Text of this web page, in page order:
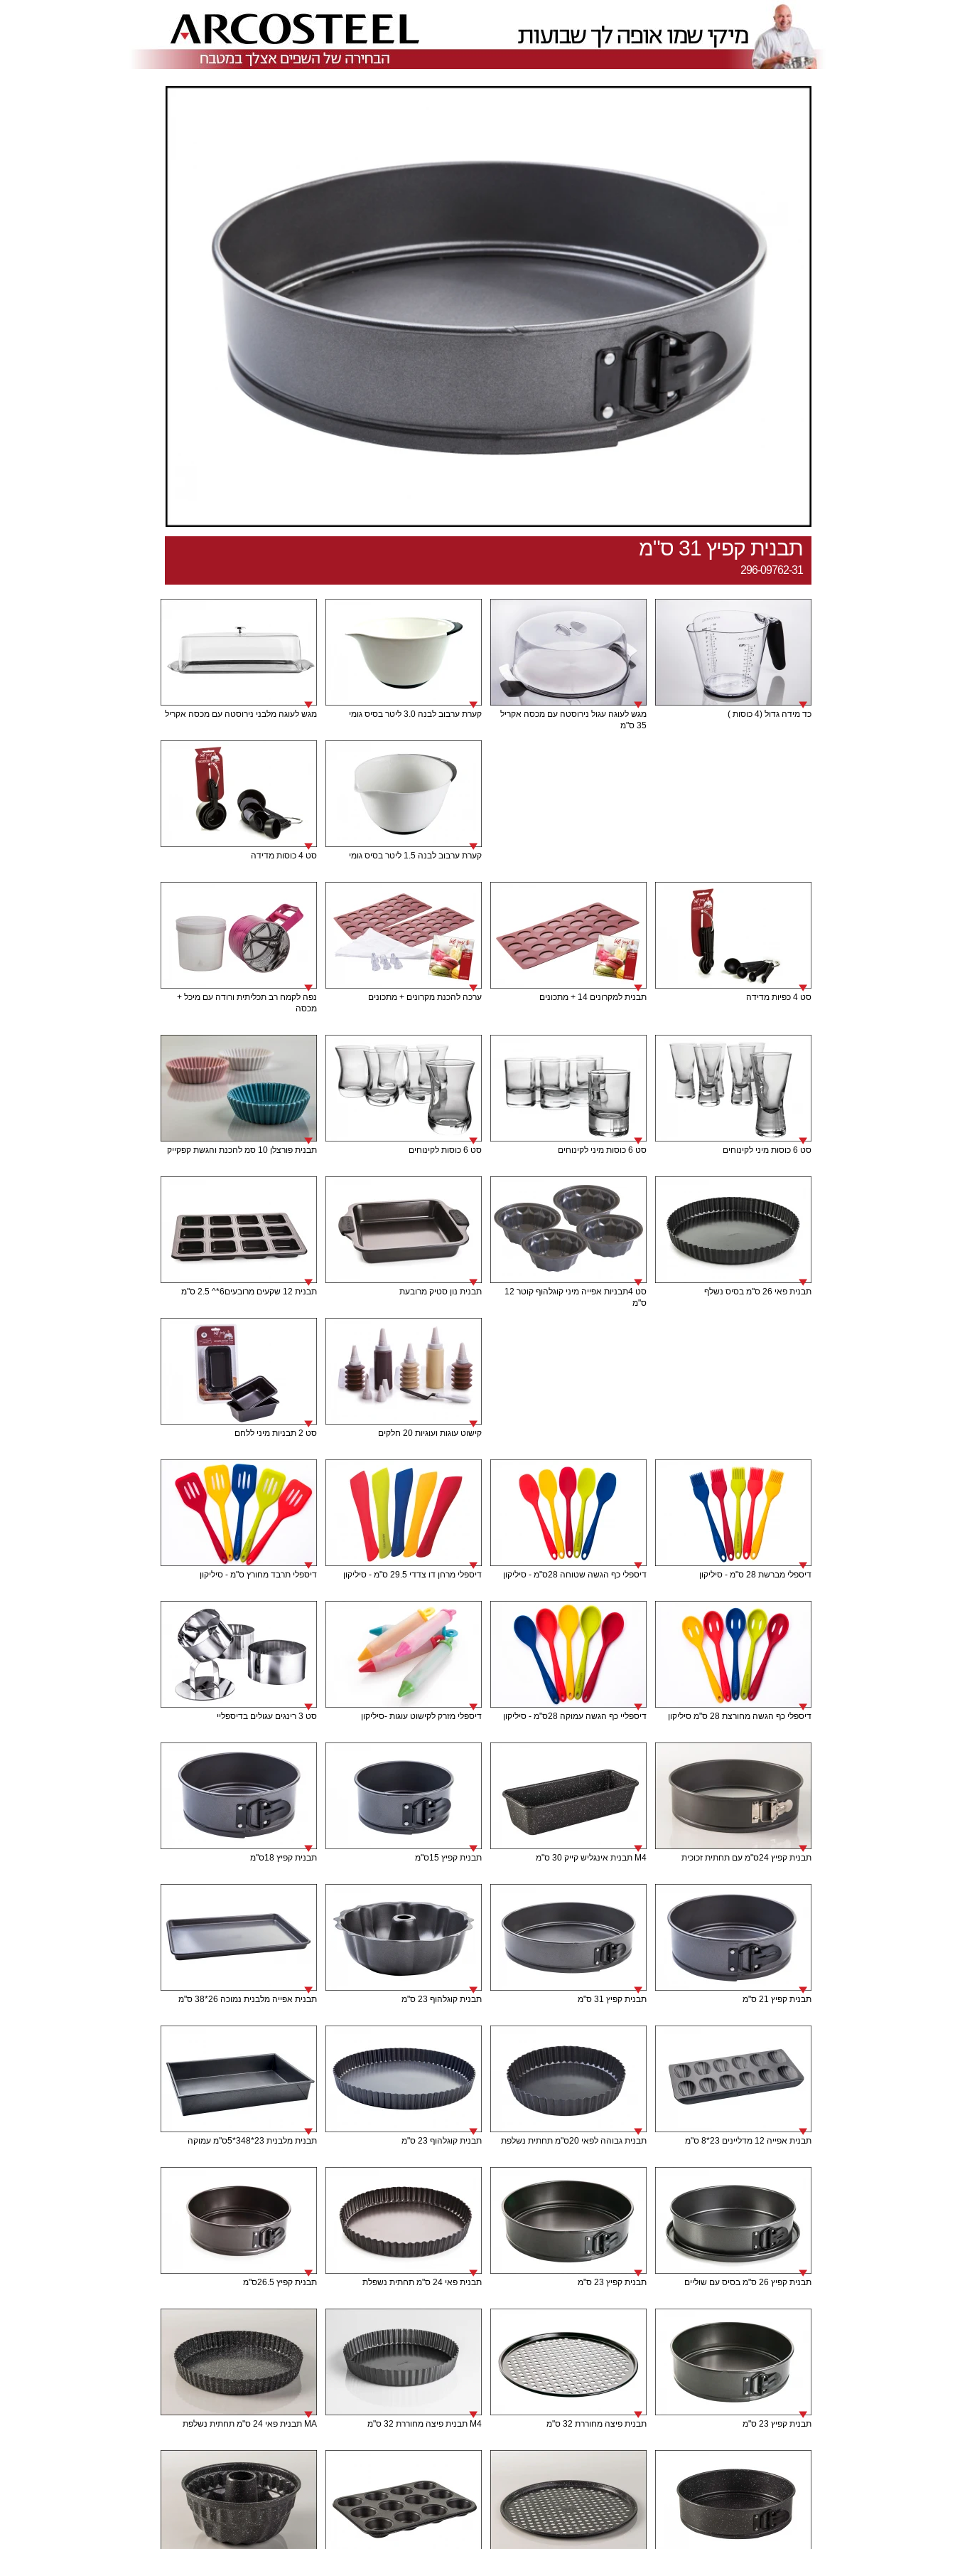
תבנית קפיץ 31 ס"מ
296-09762-31
כד מידה גדול (4 כוסות )
מגש לעוגה עגול נירוסטה עם מכסה אקריל
35 ס"מ
קערת ערבוב לבנה 3.0 ליטר בסיס גומי מגש לעוגה מלבני נירוסטה עם מכסה אקריל
קערת ערבוב לבנה 1.5 ליטר בסיס גומי סט 4 כוסות מדידה
סט 4 כפיות מדידה תבנית למקרונים 14 + מתכונים ערכה להכנת מקרונים + מתכונים
נפה לקמח רב תכליתית ורודה עם מיכל +
מכסה
סט 6 כוסות מיני לקינוחים סט 6 כוסות מיני לקינוחים סט 6 כוסות לקינוחים תבנית פורצלן 10 סמ להכנת והגשת קפקייק
תבנית פאי 26 ס"מ בסיס נשלף
סט 4תבניות אפייה מיני קוגלהוף קוטר 12
ס"מ
תבנית נון סטיק מרובעת תבנית 12 שקעים מרובעים6*^ 2.5 ס"מ
קישוט עוגות ועוגיות 20 חלקים סט 2 תבניות מיני ללחם
דיספלי מברשת 28 ס"מ - סיליקון דיספלי כף הגשה שטוחה 28ס"מ - סיליקון דיספלי מרחן דו צדדי 29.5 ס"מ - סיליקון דיספלי תרבד מחורץ ס"מ - סיליקון
דיספלי כף הגשה מחורצת 28 ס"מ סיליקון דיספליי כף הגשה עמוקה 28ס"מ - סיליקון דיספלי מזרק לקישוט עוגות -סיליקון סט 3 רינגים עגולים בדיספליי
תבנית קפיץ 24ס"מ עם תחתית זכוכית M4 תבנית אינגליש קייק 30 ס"מ תבנית קפיץ 15ס"מ תבנית קפיץ 18ס"מ
תבנית קפיץ 21 ס"מ תבנית קפיץ 31 ס"מ תבנית קוגלהוף 23 ס"מ תבנית אפייה מלבנית נמוכה 26*38 ס"מ
תבנית אפייה 12 מדליינים 23*8 ס"מ תבנית גבוהה לפאי 20ס"מ תחתית נשלפת תבנית קוגלהוף 23 ס"מ תבנית מלבנית 23*348*5ס"מ עמוקה
תבנית קפיץ 26 ס"מ בסיס עם שוליים תבנית קפיץ 23 ס"מ תבנית פאי 24 ס"מ תחתית נשפלת תבנית קפיץ 26.5ס"מ
תבנית קפיץ 23 ס"מ תבנית פיצה מחוררת 32 ס"מ M4 תבנית פיצה מחוררת 32 ס"מ MA תבנית פאי 24 ס"מ תחתית נשלפת